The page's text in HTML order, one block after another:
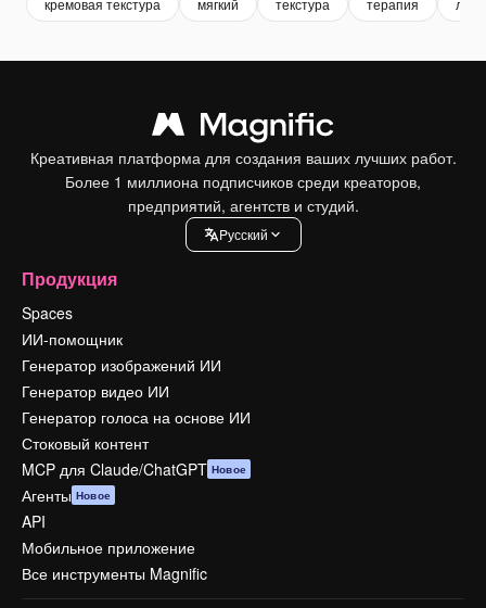
кремовая текстура мягкий текстура терапия
Креативная платформа для создания ваших лучших работ.
Более 1 миллиона подписчиков среди креаторов,
предприятий, агентств и студий.
Pусский
Продукция
Spaces
ИИ-помощник
Генератор изображений ИИ
Генератор видео ИИ
Генератор голоса на основе ИИ
Стоковый контент
MCP для Claude/ChatGPT Новое
Агенты Новое
API
Мобильное приложение
Все инструменты Magnific